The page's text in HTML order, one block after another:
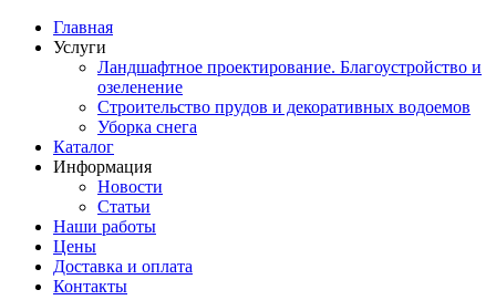
Главная
Услуги
Ландшафтное проектирование. Благоустройство и
озеленение
Строительство прудов и декоративных водоемов
Уборка снега
Каталог
Информация
Новости
Статьи
Наши работы
Цены
Доставка и оплата
Контакты